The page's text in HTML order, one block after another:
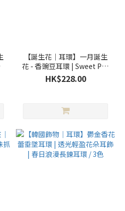
【誕生花｜耳環】一月誕生
花 - 香豌豆耳環 | Sweet Pea
| 新的開始
HK$228.00